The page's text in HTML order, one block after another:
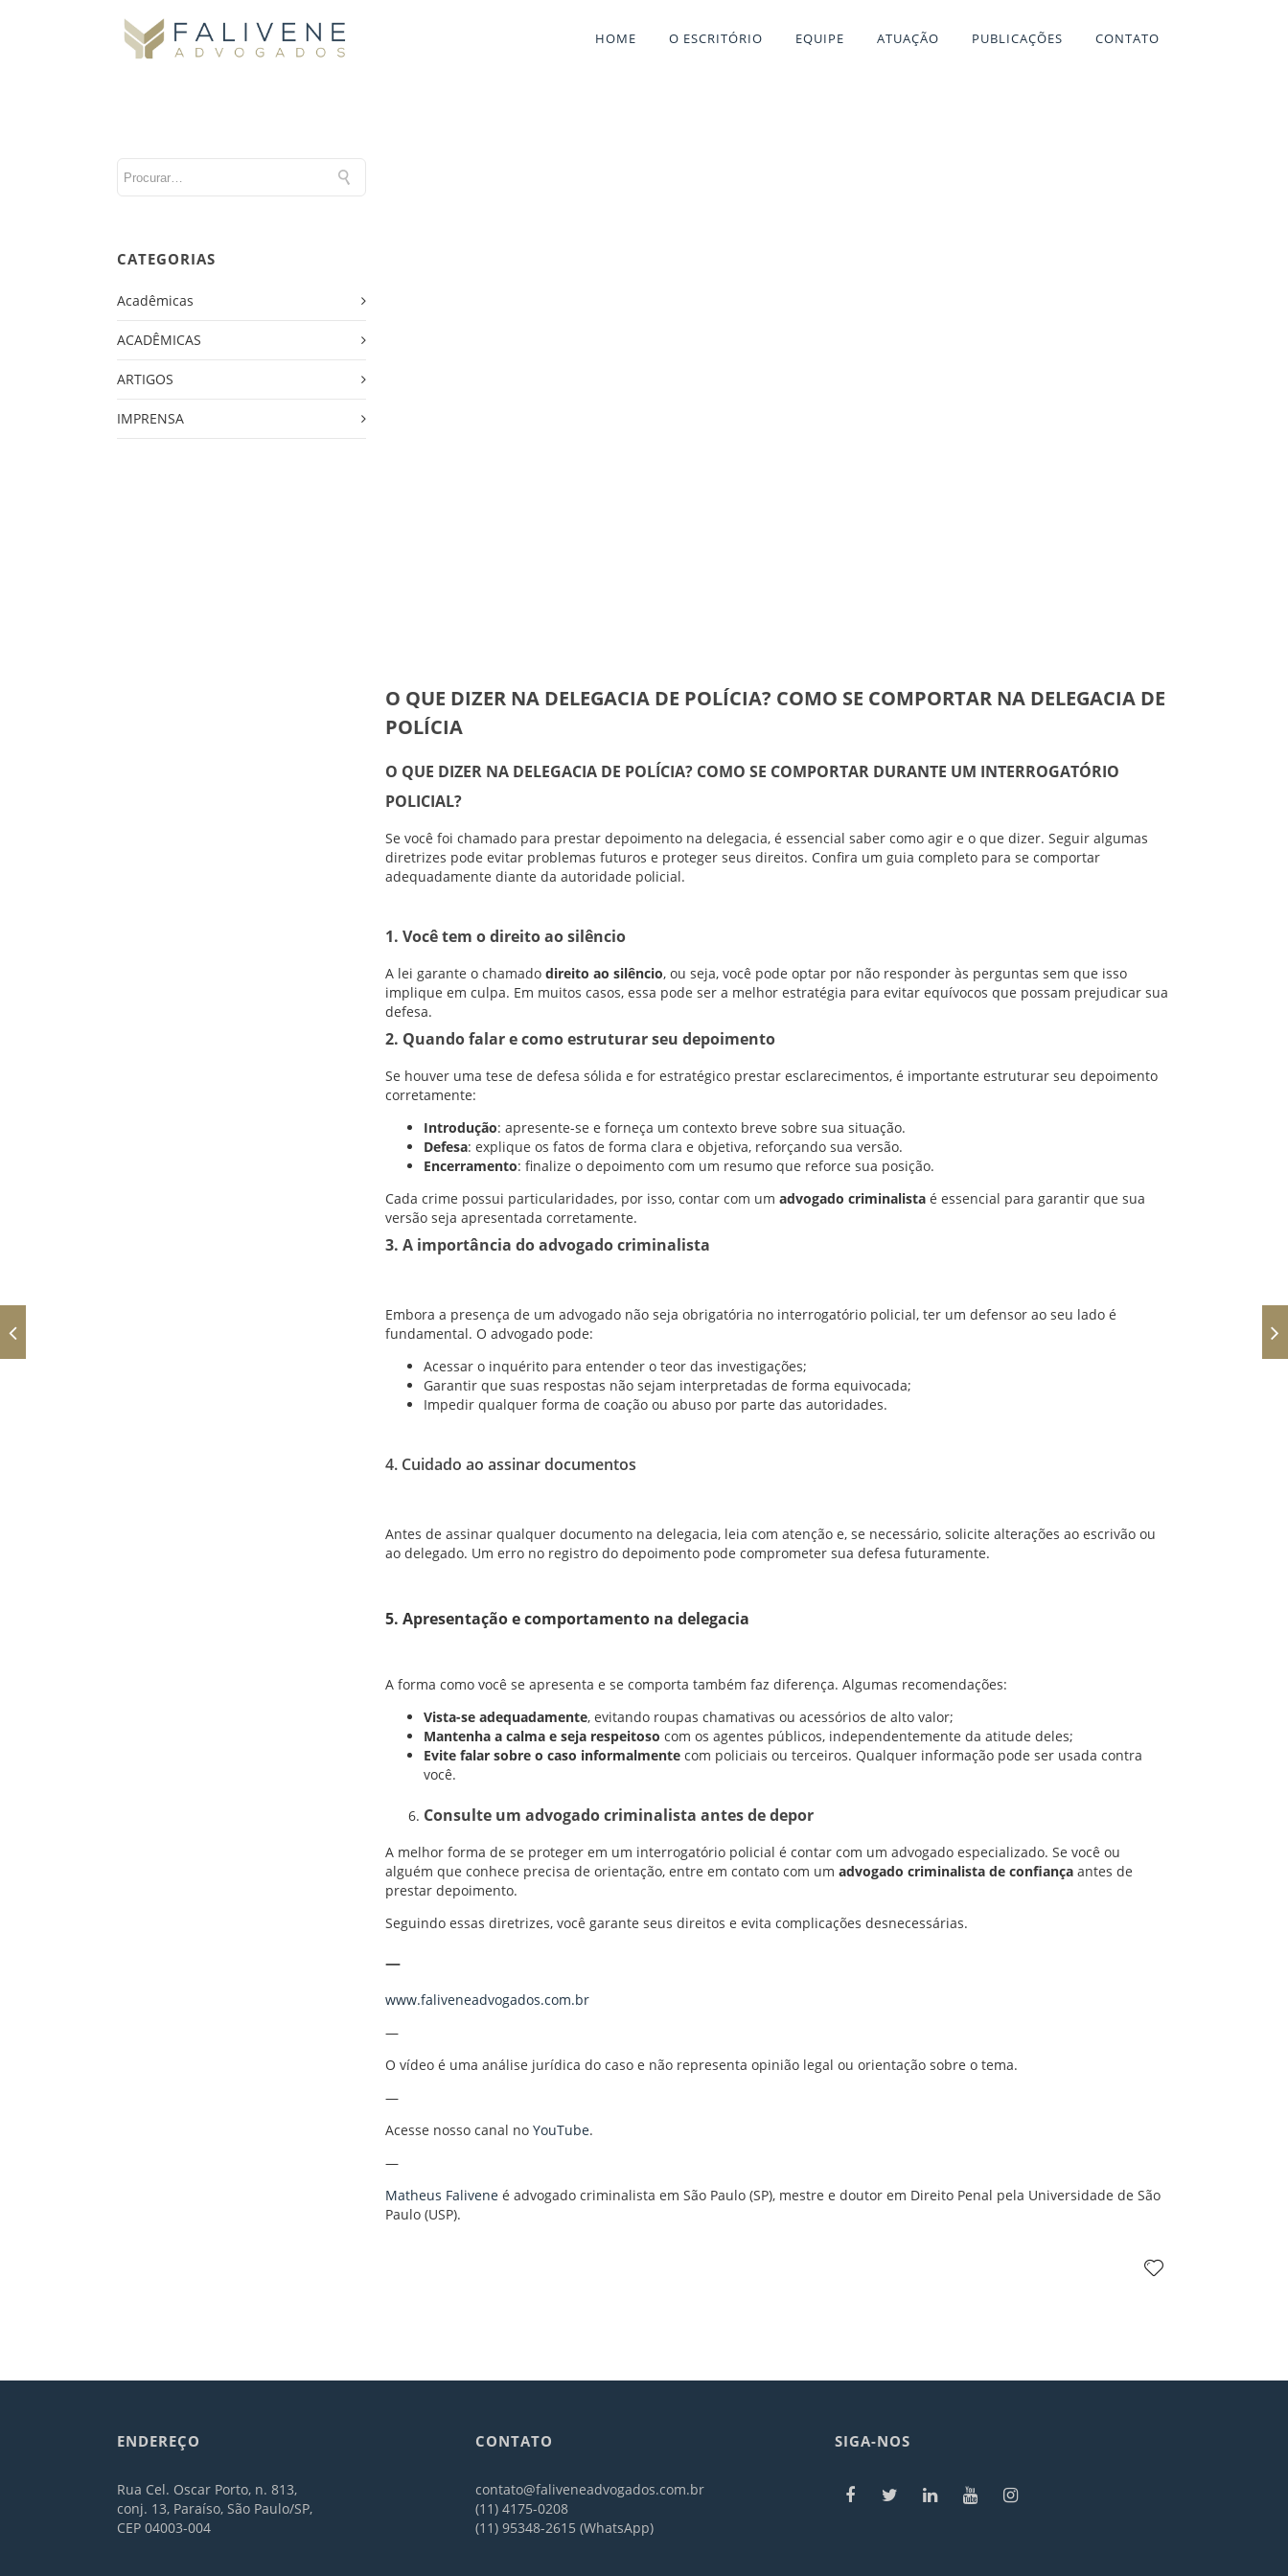
HOME O ESCRITÓRIO EQUIPE ATUAÇÃO PUBLICAÇÕES CONTATO
CATEGORIAS
Acadêmicas
ACADÊMICAS
ARTIGOS
IMPRENSA
O QUE DIZER NA DELEGACIA DE POLÍCIA? COMO SE COMPORTAR NA DELEGACIA DE
POLÍCIA
O QUE DIZER NA DELEGACIA DE POLÍCIA? COMO SE COMPORTAR DURANTE UM INTERROGATÓRIO
POLICIAL?
Se você foi chamado para prestar depoimento na delegacia, é essencial saber como agir e o que dizer. Seguir algumas
diretrizes pode evitar problemas futuros e proteger seus direitos. Confira um guia completo para se comportar
adequadamente diante da autoridade policial.
1. Você tem o direito ao silêncio
A lei garante o chamado direito ao silêncio, ou seja, você pode optar por não responder às perguntas sem que isso
implique em culpa. Em muitos casos, essa pode ser a melhor estratégia para evitar equívocos que possam prejudicar sua
defesa.
2. Quando falar e como estruturar seu depoimento
Se houver uma tese de defesa sólida e for estratégico prestar esclarecimentos, é importante estruturar seu depoimento
corretamente:
Introdução: apresente-se e forneça um contexto breve sobre sua situação.
Defesa: explique os fatos de forma clara e objetiva, reforçando sua versão.
Encerramento: finalize o depoimento com um resumo que reforce sua posição.
Cada crime possui particularidades, por isso, contar com um advogado criminalista é essencial para garantir que sua
versão seja apresentada corretamente.
3. A importância do advogado criminalista
Embora a presença de um advogado não seja obrigatória no interrogatório policial, ter um defensor ao seu lado é
fundamental. O advogado pode:
Acessar o inquérito para entender o teor das investigações;
Garantir que suas respostas não sejam interpretadas de forma equivocada;
Impedir qualquer forma de coação ou abuso por parte das autoridades.
4. Cuidado ao assinar documentos
Antes de assinar qualquer documento na delegacia, leia com atenção e, se necessário, solicite alterações ao escrivão ou
ao delegado. Um erro no registro do depoimento pode comprometer sua defesa futuramente.
5. Apresentação e comportamento na delegacia
A forma como você se apresenta e se comporta também faz diferença. Algumas recomendações:
Vista-se adequadamente, evitando roupas chamativas ou acessórios de alto valor;
Mantenha a calma e seja respeitoso com os agentes públicos, independentemente da atitude deles;
Evite falar sobre o caso informalmente com policiais ou terceiros. Qualquer informação pode ser usada contra
você.
Consulte um advogado criminalista antes de depor
A melhor forma de se proteger em um interrogatório policial é contar com um advogado especializado. Se você ou
alguém que conhece precisa de orientação, entre em contato com um advogado criminalista de confiança antes de
prestar depoimento.
Seguindo essas diretrizes, você garante seus direitos e evita complicações desnecessárias.
—
www.faliveneadvogados.com.br
—
O vídeo é uma análise jurídica do caso e não representa opinião legal ou orientação sobre o tema.
—
Acesse nosso canal no YouTube.
—
Matheus Falivene é advogado criminalista em São Paulo (SP), mestre e doutor em Direito Penal pela Universidade de São
Paulo (USP).
ENDEREÇO
Rua Cel. Oscar Porto, n. 813,
conj. 13, Paraíso, São Paulo/SP,
CEP 04003-004
CONTATO
contato@faliveneadvogados.com.br
(11) 4175-0208
(11) 95348-2615 (WhatsApp)
SIGA-NOS